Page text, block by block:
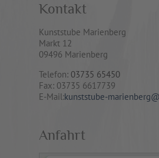
Kontakt
Kunststube Marienberg
Markt 12
09496 Marienberg
Telefon: 03735 65450
Fax: 03735 6617739
E-Mail:kunststube-
Anfahrt